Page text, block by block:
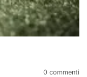
0 commenti